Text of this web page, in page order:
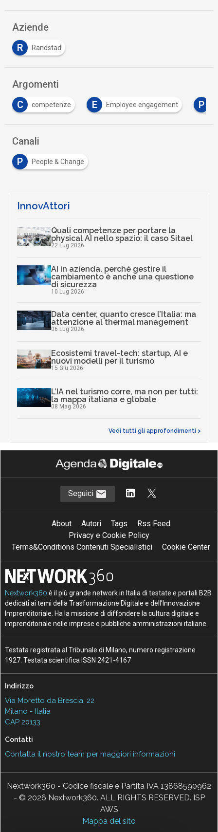
Aziende
R
Randstad
Argomenti
E
Employee engagement P people strategy
Canali
P
People & Change
InnovAttori
Quali competenze per portare la
physical AI nello spazio: il caso Sitael
22 Lug 2026
AI in azienda, perché gestire il
cambiamento è anche una questione
di sicurezza
10 Lug 2026
Data center, quanto cresce l’Italia: ma
attenzione al thermal management
06 Lug 2026
Ecosistemi travel-tech: startup, AI e
nuovi modelli per il turismo
15 Giu 2026
L’IA nel turismo corre, ma non per tutti:
la mappa italiana e globale
08 Mag 2026
Vedi tutti gli approfondimenti >
Seguici
About Autori Tags
Rss Feed
Privacy e Cookie Policy
Terms&Conditions Contenuti Specialistici
Cookie Center
Nextwork360 è il più grande network in Italia di testate e portali B2B
dedicati ai temi della Trasformazione Digitale e dell’Innovazione
Imprenditoriale. Ha la missione di diffondere la cultura digitale e
imprenditoriale nelle imprese e pubbliche amministrazioni italiane.
Testata registrata al Tribunale di Milano, numero registrazione
1927. Testata scientifica ISSN 2421-4167
Indirizzo
Via Moretto da Brescia, 22
Milano - Italia
CAP 20133
Contatti
Contatta il nostro team per maggiori informazioni
Nextwork360 - Codice fiscale e Partita IVA 13868590962
- © 2026 Nextwork360. ALL RIGHTS RESERVED. ISP
AWS
Mappa del sito